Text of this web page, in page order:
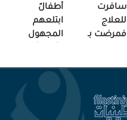
سافرت
للعلاج
فمرضت بـ
أطفالٌ
ابتلعهم
المجهول
الفاجعة!